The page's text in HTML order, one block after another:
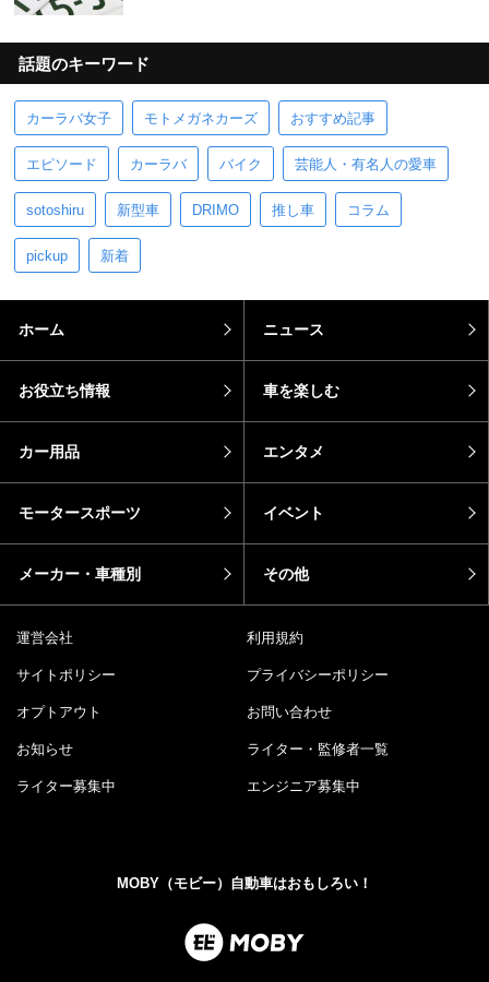
話題のキーワード
カーラバ女子 モトメガネカーズ おすすめ記事
エピソード カーラバ バイク 芸能人・有名人の愛車
sotoshiru 新型車 DRIMO 推し車 コラム
pickup 新着
ホーム ニュース
お役立ち情報 車を楽しむ
カー用品 エンタメ
モータースポーツ イベント
メーカー・車種別 その他
運営会社 利用規約
サイトポリシー プライバシーポリシー
オプトアウト お問い合わせ
お知らせ ライター・監修者一覧
ライター募集中 エンジニア募集中
MOBY（モビー）自動車はおもしろい！